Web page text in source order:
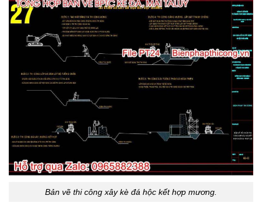
Bản vẽ thi công xây kè đá hộc kết hợp mương.